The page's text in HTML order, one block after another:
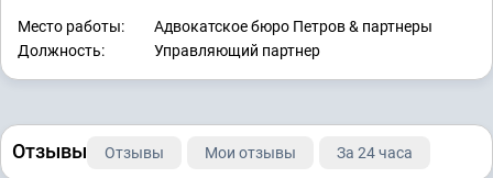
Место работы:
Адвокатское бюро Петров & партнеры
Должность:
Управляющий партнер
Отзывы Отзывы Мои отзывы За 24 часа